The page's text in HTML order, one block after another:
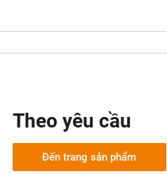
Theo yêu cầu
Đến trang sản phẩm